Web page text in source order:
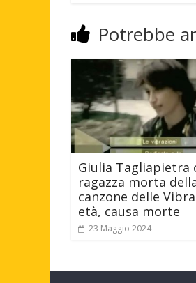
Potrebbe
Giulia Tagliapietra
ragazza morta
canzone delle
età, causa morte
23 Maggio 2024